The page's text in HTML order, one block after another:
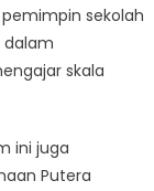
sekolah
skala
ini juga
Putera